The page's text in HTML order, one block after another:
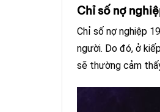
Chỉ số nợ
Chỉ số nợ nghiệp
người. Do đó, ở
sẽ thường cảm